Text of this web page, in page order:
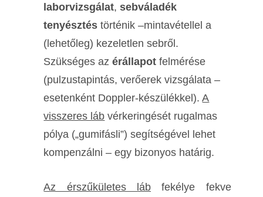
laborvizsgálat,sebváladék
tenyésztés történik –mintavétellel a
(lehetőleg) kezeletlen sebről.
Szükséges azérállapot felmérése
(pulzustapintás, verőerek vizsgálata –
esetenként Doppler-készülékkel).A
visszeres láb vérkeringését rugalmas
pólya („gumifásli”) segítségével lehet
kompenzálni – egy bizonyos határig.
Az érszűkületes láb fekélye fekve